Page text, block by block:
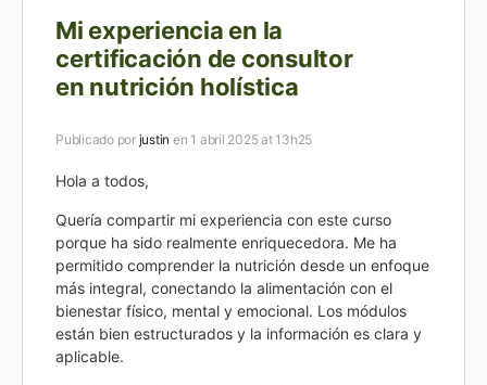
Mi experiencia en la
certificación de consultor
en nutrición holística
Publicado por justin en 1 abril 2025 at 13h25
Hola a todos,
Quería compartir mi experiencia con este curso
porque ha sido realmente enriquecedora. Me ha
permitido comprender la nutrición desde un enfoque
más integral, conectando la alimentación con el
bienestar físico, mental y emocional. Los módulos
están bien estructurados y la información es clara y
aplicable.